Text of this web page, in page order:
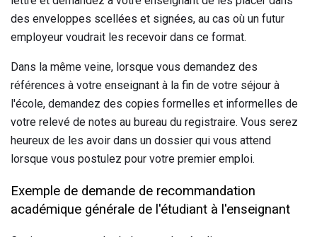
des enveloppes scellées et signées, au cas où un futur
employeur voudrait les recevoir dans ce format.
Dans la même veine, lorsque vous demandez des
références à votre enseignant à la fin de votre séjour à
l'école, demandez des copies formelles et informelles de
votre relevé de notes au bureau du registraire. Vous serez
heureux de les avoir dans un dossier qui vous attend
lorsque vous postulez pour votre premier emploi.
Exemple de demande de recommandation
académique générale de l'étudiant à l'enseignant